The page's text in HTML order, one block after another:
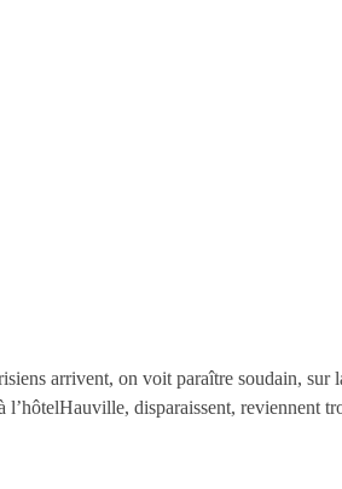
arrivent, on voit paraître soudain, sur
l’hôtelHauville, disparaissent, reviennent